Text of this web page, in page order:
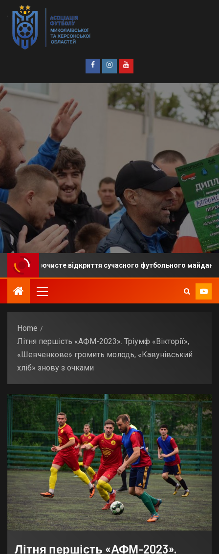
відкриття сучасного футбольного майданчика.
Home
Літня першість «АФМ-2023». Тріумф «Вікторії»,
«Шевченкове» громить молодь, «Кавунівський
хліб» знову з очками
Літня першість «АФМ-2023».